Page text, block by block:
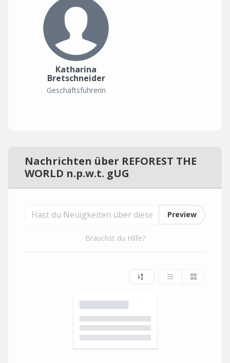
Katharina
Bretschneider
Geschäftsführerin
Nachrichten über REFOREST THE
WORLD n.p.w.t. gUG
Preview
Brauchst du Hilfe?